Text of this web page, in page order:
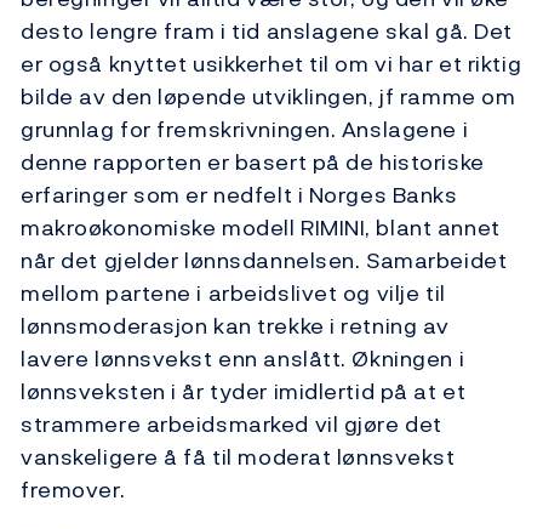
desto lengre fram i tid anslagene skal gå. Det
er også knyttet usikkerhet til om vi har et riktig
bilde av den løpende utviklingen, jf ramme om
grunnlag for fremskrivningen. Anslagene i
denne rapporten er basert på de historiske
erfaringer som er nedfelt i Norges Banks
makroøkonomiske modell RIMINI, blant annet
når det gjelder lønnsdannelsen. Samarbeidet
mellom partene i arbeidslivet og vilje til
lønnsmoderasjon kan trekke i retning av
lavere lønnsvekst enn anslått. Økningen i
lønnsveksten i år tyder imidlertid på at et
strammere arbeidsmarked vil gjøre det
vanskeligere å få til moderat lønnsvekst
fremover.